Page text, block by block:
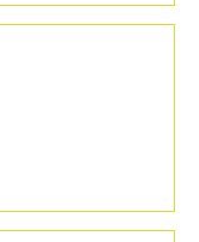
的客戶服
域的標竿